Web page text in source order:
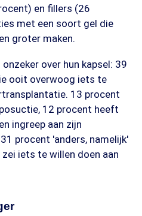
en fillers (26
met een soort gel die
groter maken.
over hun kapsel: 39
ooit overwoog iets te
13 procent
12 procent heeft
ingreep aan zijn
procent 'anders, namelijk'
iets te willen doen aan